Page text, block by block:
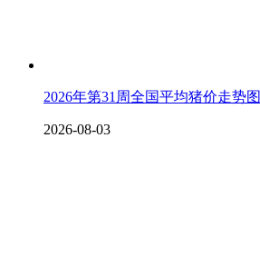
2026年第31周全国平均猪价走势图
2026-08-03